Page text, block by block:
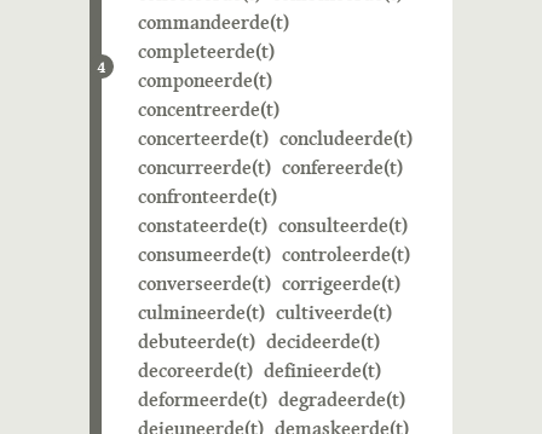
4
commandeerde(t)
completeerde(t)
componeerde(t)
concentreerde(t)
concerteerde(t) concludeerde(t)
concurreerde(t) confereerde(t)
confronteerde(t)
constateerde(t) consulteerde(t)
consumeerde(t) controleerde(t)
converseerde(t) corrigeerde(t)
culmineerde(t) cultiveerde(t)
debuteerde(t) decideerde(t)
decoreerde(t) definieerde(t)
deformeerde(t) degradeerde(t)